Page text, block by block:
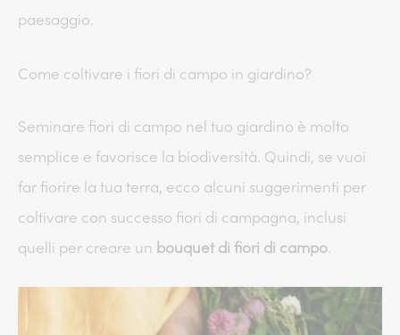
paesaggio.
Come coltivare i fiori di campo in giardino?
Seminare fiori di campo nel tuo giardino è molto
semplice e favorisce la biodiversità. Quindi, se vuoi
far fiorire la tua terra, ecco alcuni suggerimenti per
coltivare con successo fiori di campagna, inclusi
quelli per creare un bouquet di fiori di campo.